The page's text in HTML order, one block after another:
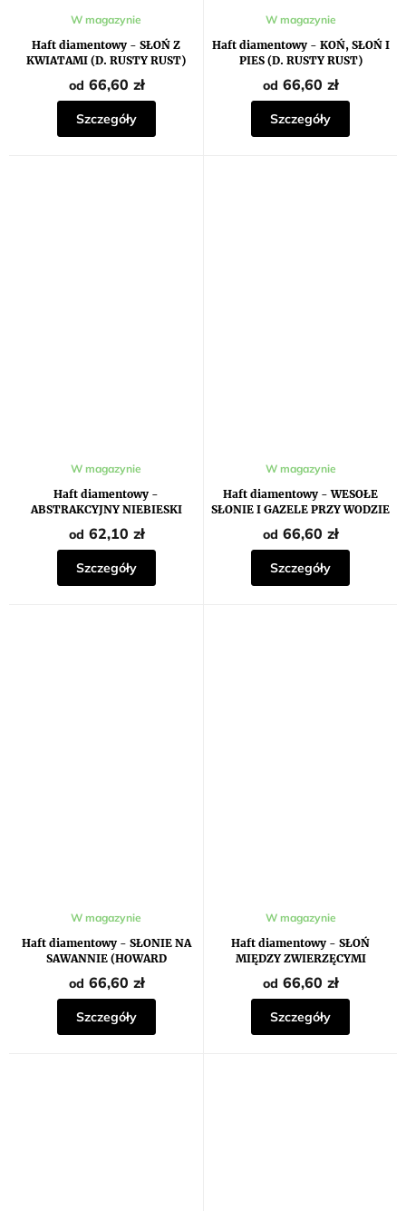
Haft diamentowy - SŁOŃ Z
KWIATAMI (D. RUSTY RUST)
W magazynie
od 66,60 zł
Szczegóły
Haft diamentowy - KOŃ, SŁOŃ I
PIES (D. RUSTY RUST)
W magazynie
od 66,60 zł
Szczegóły
Haft diamentowy -
ABSTRAKCYJNY NIEBIESKI
W magazynie
od 62,10 zł
Szczegóły
Haft diamentowy - WESOŁE
SŁONIE I GAZELE PRZY WODZIE
W magazynie
od 66,60 zł
Szczegóły
Haft diamentowy - SŁONIE NA
SAWANNIE (HOWARD
ROBINSON)
W magazynie
od 66,60 zł
Szczegóły
Haft diamentowy - SŁOŃ
MIĘDZY ZWIERZĘCYMI
PRZYJACIÓŁMI (HOWARD
ROBINSON)
W magazynie
od 66,60 zł
Szczegóły